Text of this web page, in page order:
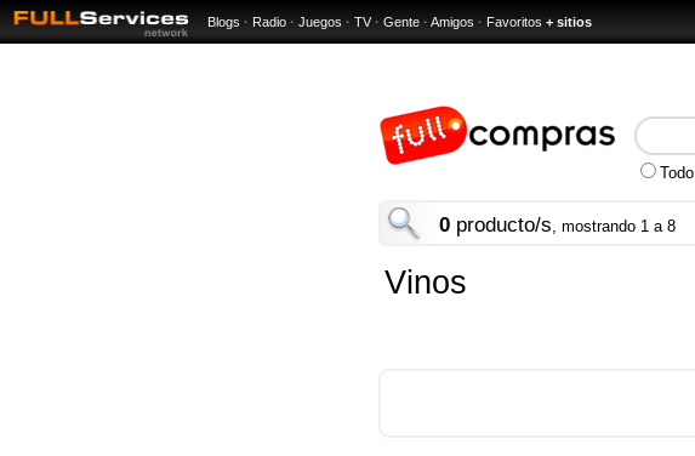
Blogs · Radio · Juegos · TV · Gente · Amigos · Favoritos + sitios
Todo
0 producto/s, mostrando 1 a 8
Vinos